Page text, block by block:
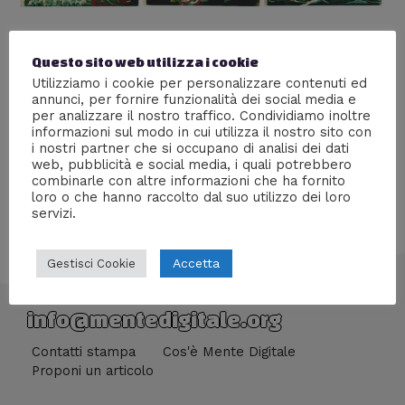
Lascia un commento /Culture/ DiGiacomo Brasini
Il mito di Susanoo no Mikoto: il dio della tempesta dello
shintoismo.
info@mentedigitale.org
Contatti stampa
Cos'è Mente Digitale
Proponi un articolo
Questo sito web utilizza i cookie
Utilizziamo i cookie per personalizzare contenuti ed
annunci, per fornire funzionalità dei social media e
per analizzare il nostro traffico. Condividiamo inoltre
informazioni sul modo in cui utilizza il nostro sito con
i nostri partner che si occupano di analisi dei dati
web, pubblicità e social media, i quali potrebbero
combinarle con altre informazioni che ha fornito
loro o che hanno raccolto dal suo utilizzo dei loro
servizi.
Gestisci Cookie Accetta